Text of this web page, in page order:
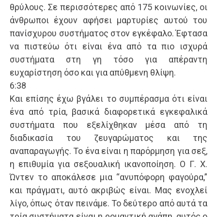
θρύλους. Σε περισσότερες από 175 κοινωνίες, οι
άνθρωποι έχουν αφήσει μαρτυρίες αυτού του
πανίσχυρου συστήματος στον εγκέφαλο. Έφτασα
να πιστεύω ότι είναι ένα από τα πιο ισχυρά
συστήματα στη γη τόσο για απέραντη
ευχαρίστηση όσο και για απύθμενη θλίψη.
6:38
Και επίσης έχω βγάλει το συμπέρασμα ότι είναι
ένα από τρία, βασικά διαφορετικά εγκεφαλικά
συστήματα που εξελίχθηκαν μέσα από τη
διαδικασία του ζευγαρώματος και της
αναπαραγωγής. Το ένα είναι η παρόρμηση για σεξ,
η επιθυμία για σεξουαλική ικανοποίηση. Ο Γ. Χ.
Ώντεν το αποκάλεσε μια “ανυπόφορη φαγούρα,”
και πράγματι, αυτό ακριβώς είναι. Μας ενοχλεί
λίγο, όπως όταν πεινάμε. Το δεύτερο από αυτά τα